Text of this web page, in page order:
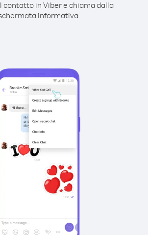
contatto in Viber e chiama dalla
informativa